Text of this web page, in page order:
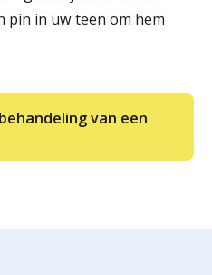
pin in uw teen om hem
van een